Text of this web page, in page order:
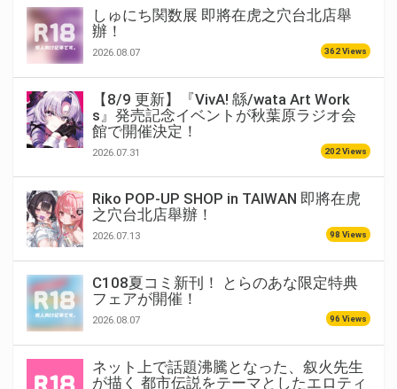
しゅにち関数展 即將在虎之穴台北店舉
辦！
2026.08.07 362 Views
【8/9 更新】『VivA! 緜/wata Art Work
s』発売記念イベントが秋葉原ラジオ会
館で開催決定！
2026.07.31 202 Views
Riko POP-UP SHOP in TAIWAN 即將在虎
之穴台北店舉辦！
2026.07.13 98 Views
C108夏コミ新刊！ とらのあな限定特典
フェアが開催！
2026.08.07 96 Views
ネット上で話題沸騰となった、叙火先生
が描く 都市伝説をテーマとしたエロティ